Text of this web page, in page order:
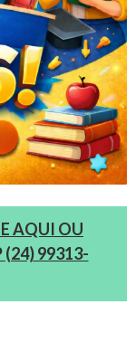
AQUI OU
(24) 99313-